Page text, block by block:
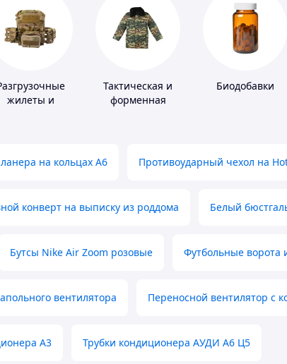
жилеты и
Тактическая и
форменная
Биодобавки
на кольцах А6 Противоударный чехол на
конверт на выписку из роддома Белый
Бутсы Nike Air Zoom розовые Футбольные ворота
вентилятора Переносной вентилятор с
А3 Трубки кондиционера АУДИ А6 Ц5